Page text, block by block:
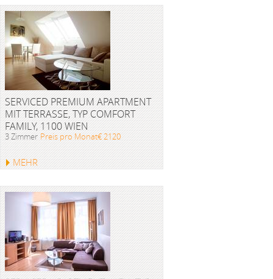
SERVICED PREMIUM APARTMENT
MIT TERRASSE, TYP COMFORT
FAMILY, 1100 WIEN
3 Zimmer Preis pro Monat€ 2120
MEHR